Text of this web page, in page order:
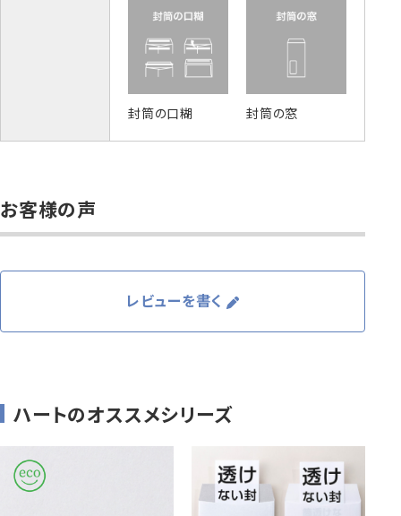
封筒の口糊 封筒の窓
お客様の声
レビューを書く
ハートのオススメシリーズ